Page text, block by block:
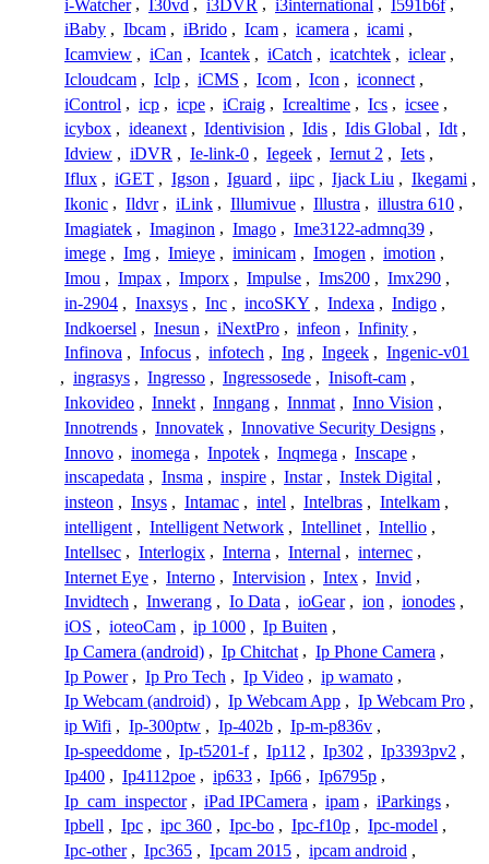
i-Watcher , I30vd , i3DVR , i3international , I591b6f ,
iBaby , Ibcam , iBrido , Icam , icamera , icami ,
Icamview , iCan , Icantek , iCatch , icatchtek , iclear ,
Icloudcam , Iclp , iCMS , Icom , Icon , iconnect ,
iControl , icp , icpe , iCraig , Icrealtime , Ics , icsee ,
icybox , ideanext , Identivision , Idis , Idis Global , Idt ,
Idview , iDVR , Ie-link-0 , Iegeek , Iernut 2 , Iets ,
Iflux , iGET , Igson , Iguard , iipc , Ijack Liu , Ikegami ,
Ikonic , Ildvr , iLink , Illumivue , Illustra , illustra 610 ,
Imagiatek , Imaginon , Imago , Ime3122-admnq39 ,
imege , Img , Imieye , iminicam , Imogen , imotion ,
Imou , Impax , Imporx , Impulse , Ims200 , Imx290 ,
in-2904 , Inaxsys , Inc , incoSKY , Indexa , Indigo ,
Indkoersel , Inesun , iNextPro , infeon , Infinity ,
Infinova , Infocus , infotech , Ing , Ingeek , Ingenic-v01
, ingrasys , Ingresso , Ingressosede , Inisoft-cam ,
Inkovideo , Innekt , Inngang , Innmat , Inno Vision ,
Innotrends , Innovatek , Innovative Security Designs ,
Innovo , inomega , Inpotek , Inqmega , Inscape ,
inscapedata , Insma , inspire , Instar , Instek Digital ,
insteon , Insys , Intamac , intel , Intelbras , Intelkam ,
intelligent , Intelligent Network , Intellinet , Intellio ,
Intellsec , Interlogix , Interna , Internal , internec ,
Internet Eye , Interno , Intervision , Intex , Invid ,
Invidtech , Inwerang , Io Data , ioGear , ion , ionodes ,
iOS , ioteoCam , ip 1000 , Ip Buiten ,
Ip Camera (android) , Ip Chitchat , Ip Phone Camera ,
Ip Power , Ip Pro Tech , Ip Video , ip wamato ,
Ip Webcam (android) , Ip Webcam App , Ip Webcam Pro ,
ip Wifi , Ip-300ptw , Ip-402b , Ip-m-p836v ,
Ip-speeddome , Ip-t5201-f , Ip112 , Ip302 , Ip3393pv2 ,
Ip400 , Ip4112poe , ip633 , Ip66 , Ip6795p ,
Ip_cam_inspector , iPad IPCamera , ipam , iParkings ,
Ipbell , Ipc , ipc 360 , Ipc-bo , Ipc-f10p , Ipc-model ,
Ipc-other , Ipc365 , Ipcam 2015 , ipcam android ,